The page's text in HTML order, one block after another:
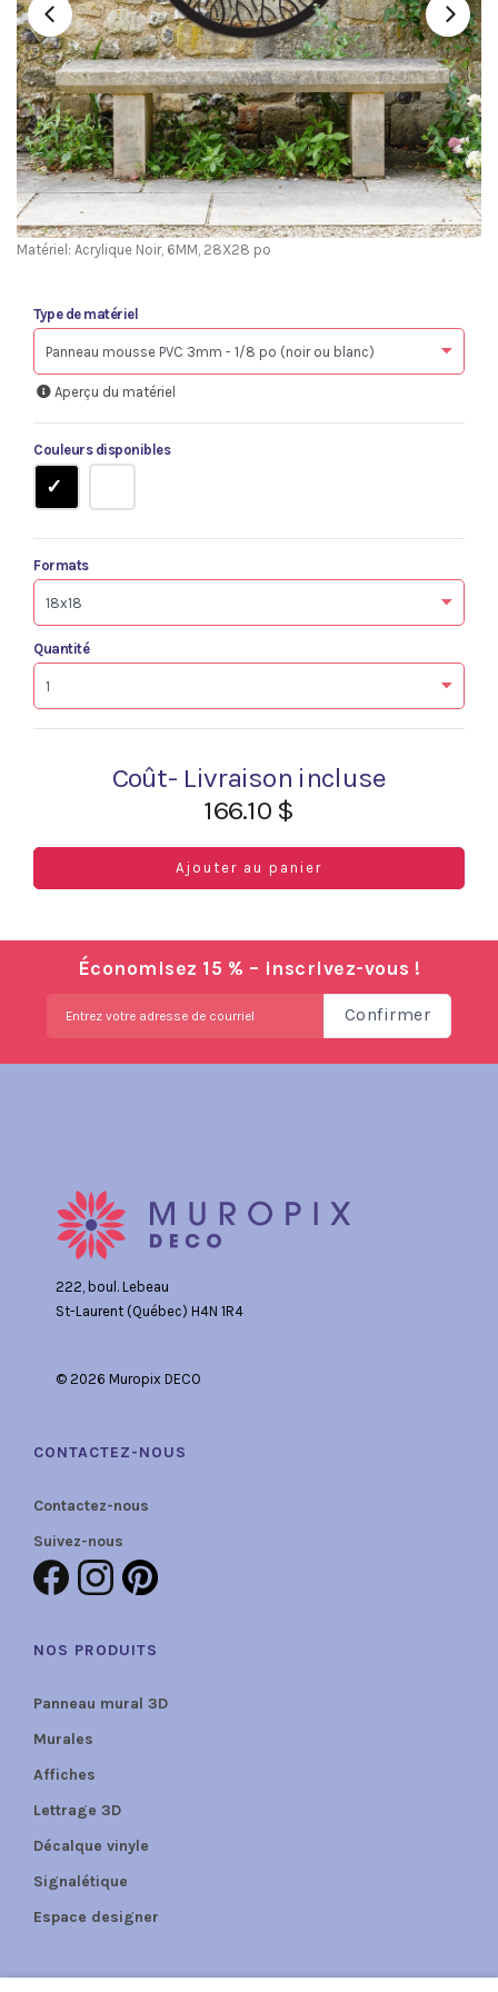
Matériel: Acrylique Noir, 6MM, 28X28 po
Type de matériel
Aperçu du matériel
Couleurs disponibles
Formats
Quantité
Coût- Livraison incluse
166.10 $
Ajouter au panier
Économisez 15 % – inscrivez-vous !
Confirmer
222, boul. Lebeau
St-Laurent (Québec) H4N 1R4
© 2026 Muropix DECO
CONTACTEZ-NOUS
Contactez-nous
Suivez-nous
NOS PRODUITS
Panneau mural 3D
Murales
Affiches
Lettrage 3D
Décalque vinyle
Signalétique
Espace designer